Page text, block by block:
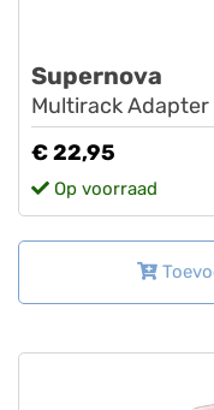
Supernova
Multirack Adapter
€ 22,95
Op voorraad